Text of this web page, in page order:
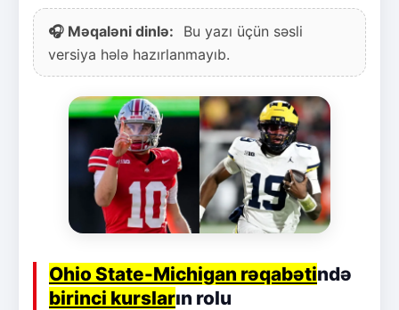
🎧 Məqaləni dinlə:
Bu yazı üçün səsli
versiya hələ hazırlanmayıb.
Ohio State-Michigan rəqabətində
birinci kursların rolu